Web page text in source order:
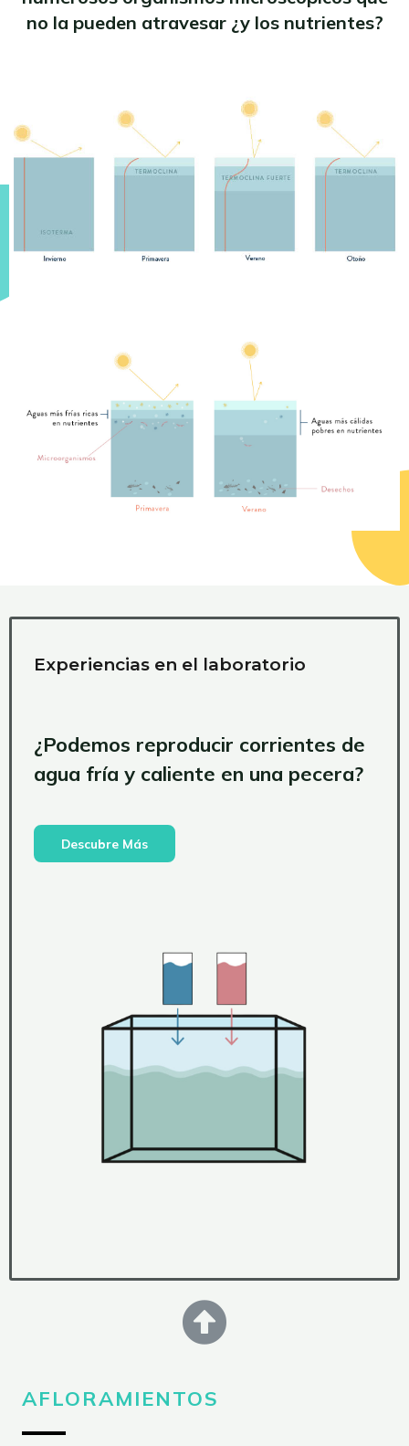
no la pueden atravesar ¿y los nutrientes?
Experiencias en el laboratorio
¿Podemos reproducir corrientes de
agua fría y caliente en una pecera?
Descubre Más
AFLORAMIENTOS